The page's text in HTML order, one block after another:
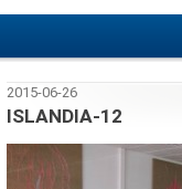
2015-06-26
ISLANDIA-12